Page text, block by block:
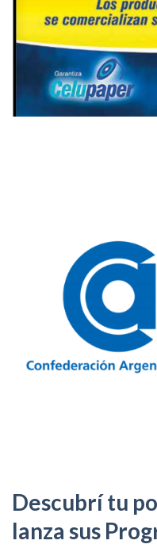
Descubrí tu
lanza sus